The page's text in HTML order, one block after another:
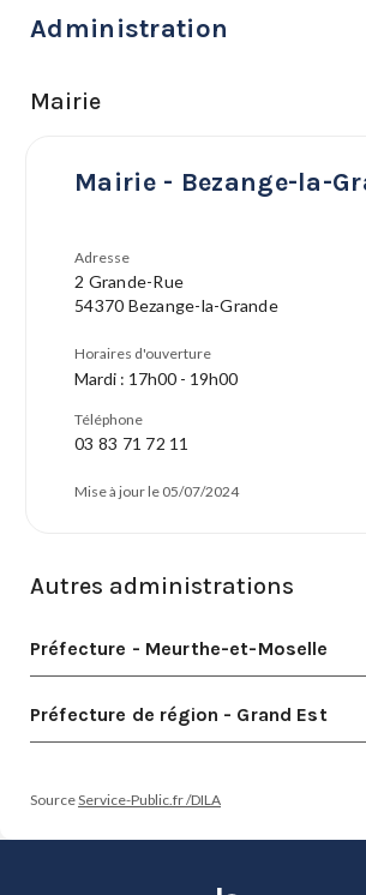
Administration
Mairie
Mairie - Bezange-la-
Adresse
2 Grande-Rue
54370 Bezange-la-Grande
Horaires d'ouverture
Mardi : 17h00 - 19h00
Téléphone
03 83 71 72 11
Mise à jour le 05/07/2024
Autres administrations
Préfecture - Meurthe-et-Moselle
Préfecture de région - Grand Est
SourceService-Public.fr /DILA